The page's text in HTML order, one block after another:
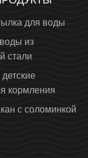
для воды
из
стали
кормления
с соломинкой